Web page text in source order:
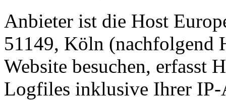
Anbieter ist die Host
51149, Köln (nachfolgend
Website besuchen, erfasst
Logfiles inklusive Ihrer IP-